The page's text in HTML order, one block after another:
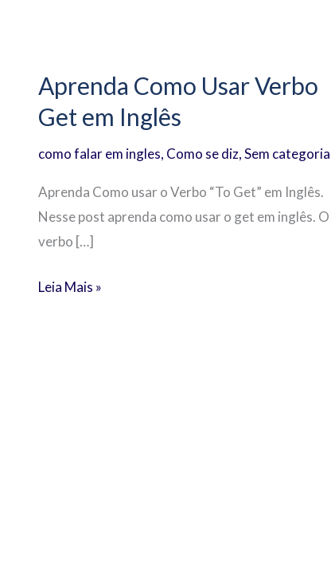
Aprenda Como Usar Verbo
Get em Inglês
como falar em ingles, Como se diz,Sem categoria
Aprenda Como usar o Verbo “To Get” em Inglês.
Nesse post aprenda como usar o get em inglês. O
verbo […]
Usar
Verbo
em
Inglês
Leia Mais »